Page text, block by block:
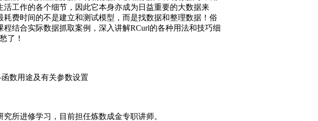
工作的各个细节，因此它本身亦成为日益重要的大数据来
费时间的不是建立和测试模型，而是找数据和整理数据！俗
结合实际数据抓取案例，深入讲解RCurl的各种用法和技巧细
了！
数用途及有关参数设置
所进修学习，目前担任炼数成金专职讲师。